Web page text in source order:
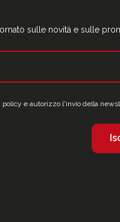
sulle novità e sulle
policy e autorizzo l'invio della